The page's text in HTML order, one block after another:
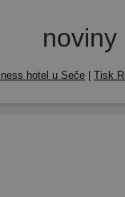
hotel u Seče Tisk